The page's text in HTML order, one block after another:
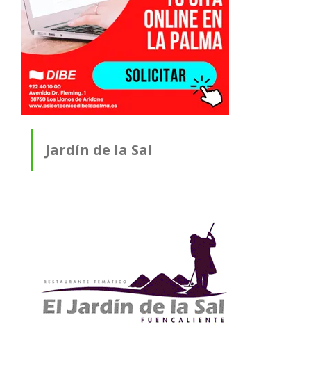
Jardín de la Sal